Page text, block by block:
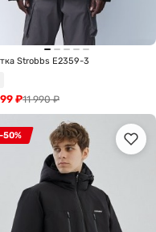
Strobbs E2359-3
11 990₽
₽
-50%